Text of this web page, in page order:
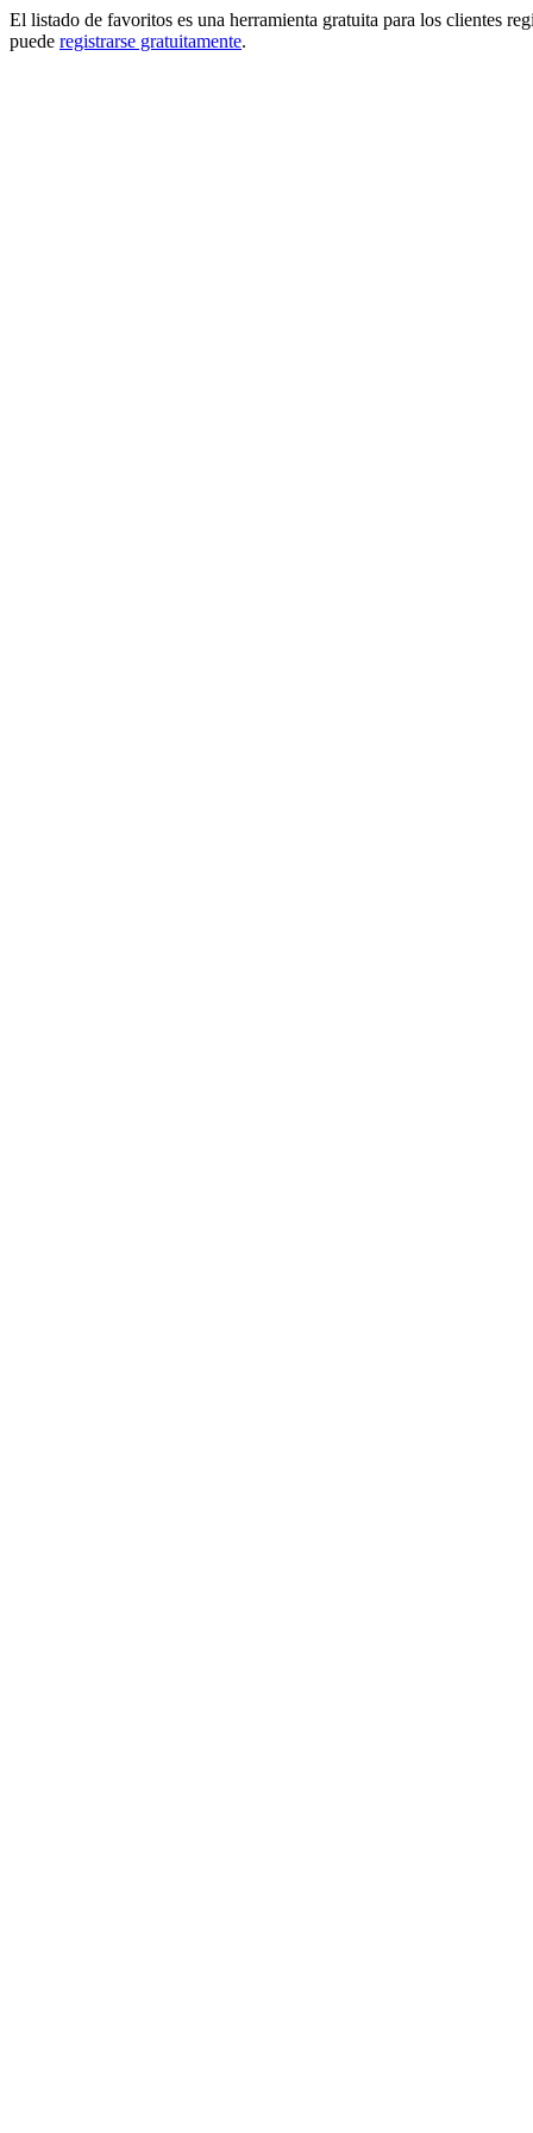
El listado de favoritos es una herramienta gratuita para los clientes
puede registrarse gratuitamente.